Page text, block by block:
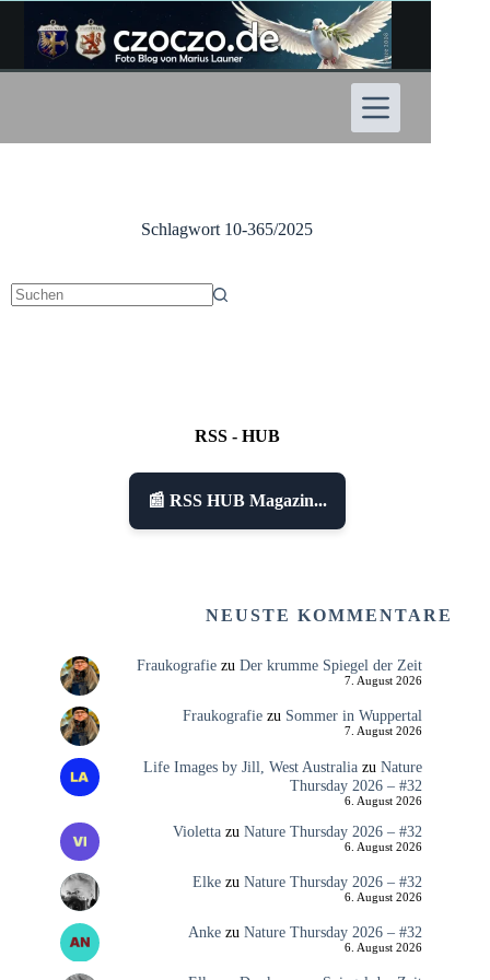
Inhalt
springen
Schlagwort10-365/2025
RSS - HUB
📰 RSS HUB Magazin...
NEUSTE KOMMENTARE
Fraukografiezu Der krumme Spiegel der Zeit
7. August 2026
Fraukografiezu Sommer in Wuppertal
7. August 2026
Life Images by Jill, West Australiazu Nature
Thursday 2026 – #32
6. August 2026
Violettazu Nature Thursday 2026 – #32
6. August 2026
Elkezu Nature Thursday 2026 – #32
6. August 2026
Ankezu Nature Thursday 2026 – #32
6. August 2026